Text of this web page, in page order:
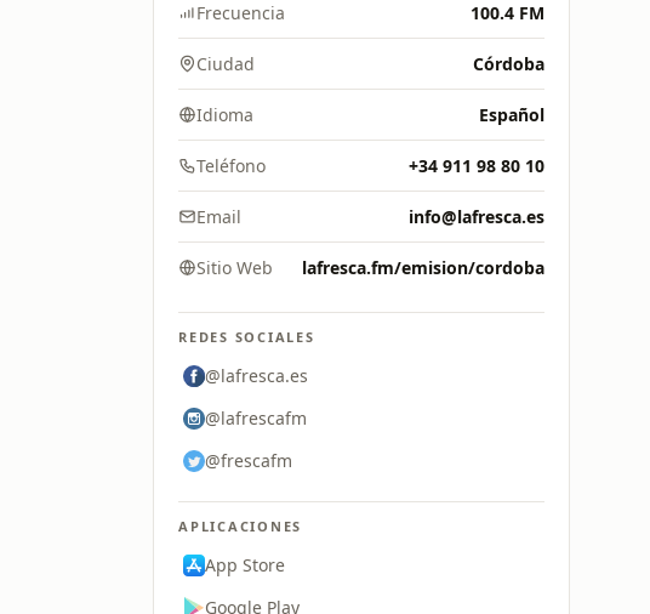
Frecuencia 100.4 FM
Ciudad Córdoba
Idioma Español
Teléfono +34 911 98 80 10
Email info@lafresca.es
Sitio Web lafresca.fm/emision/cordoba
REDES SOCIALES
@lafresca.es
@lafrescafm
@frescafm
APLICACIONES
App Store
Google Play